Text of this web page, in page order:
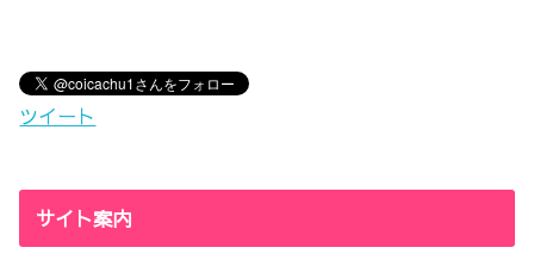
ツイート
サイト案内